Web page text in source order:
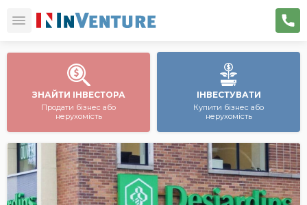
ЗНАЙТИ ІНВЕСТОРА
Продати бізнес або
нерухомість
ІНВЕСТУВАТИ
Купити бізнес або
нерухомість